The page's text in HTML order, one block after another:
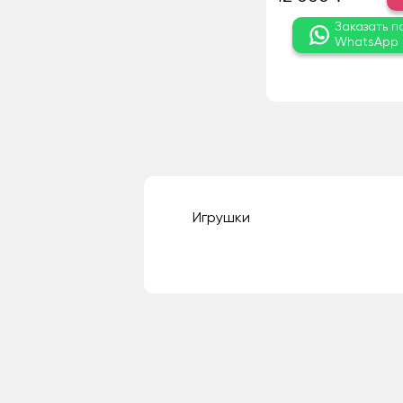
Заказать
WhatsApp
Игрушки